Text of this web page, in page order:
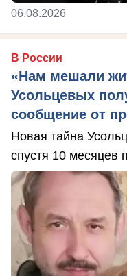
06.08.2026
В России
«Нам мешали
Усольцевых
сообщение от
Новая тайна
спустя 10 месяцев